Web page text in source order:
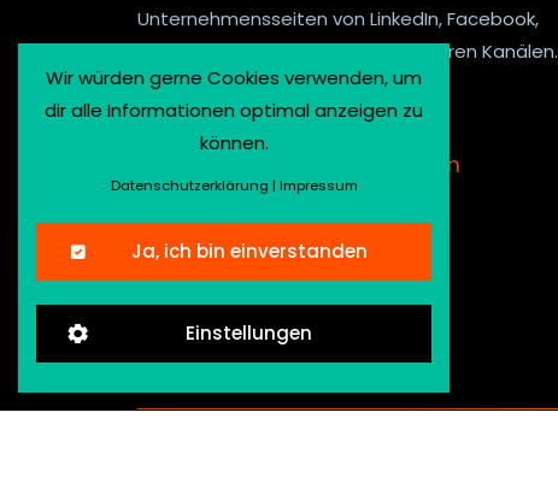
Unternehmensseiten von LinkedIn, Facebook,
Twitter, Mastodon und vielen anderen Kanälen.
Newsletter anmelden
Wir würden gerne Cookies verwenden, um
dir alle Informationen optimal anzeigen zu
können.
Datenschutzerklärung | Impressum
Ja, ich bin einverstanden
Einstellungen